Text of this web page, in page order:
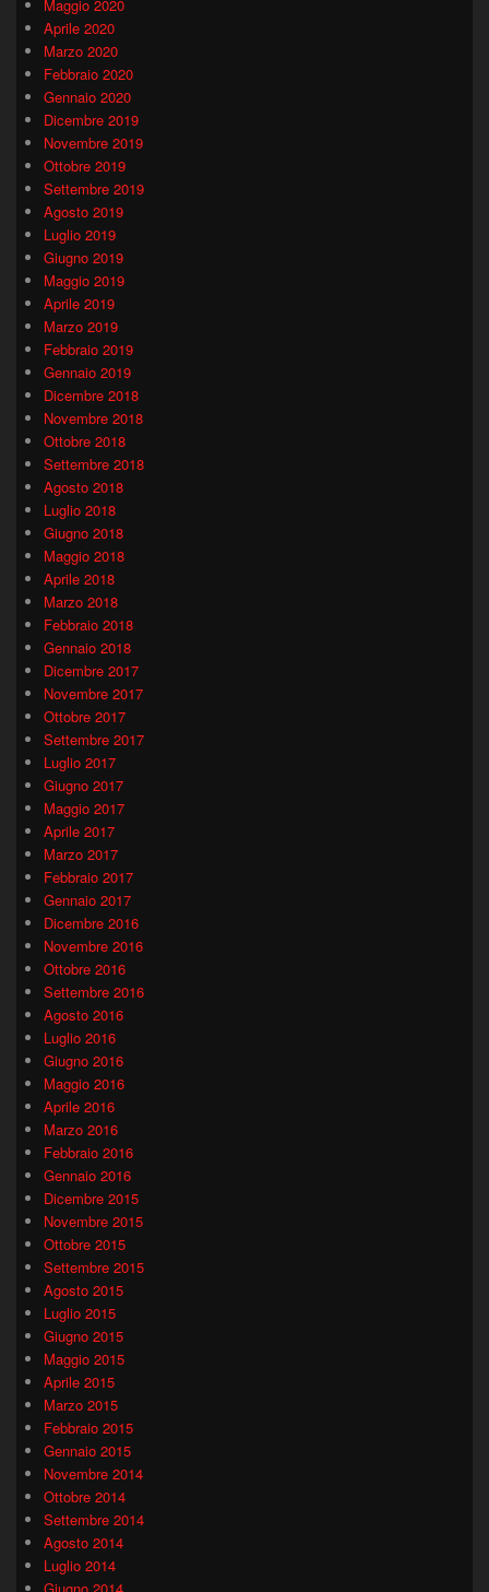
Maggio 2020
Aprile 2020
Marzo 2020
Febbraio 2020
Gennaio 2020
Dicembre 2019
Novembre 2019
Ottobre 2019
Settembre 2019
Agosto 2019
Luglio 2019
Giugno 2019
Maggio 2019
Aprile 2019
Marzo 2019
Febbraio 2019
Gennaio 2019
Dicembre 2018
Novembre 2018
Ottobre 2018
Settembre 2018
Agosto 2018
Luglio 2018
Giugno 2018
Maggio 2018
Aprile 2018
Marzo 2018
Febbraio 2018
Gennaio 2018
Dicembre 2017
Novembre 2017
Ottobre 2017
Settembre 2017
Luglio 2017
Giugno 2017
Maggio 2017
Aprile 2017
Marzo 2017
Febbraio 2017
Gennaio 2017
Dicembre 2016
Novembre 2016
Ottobre 2016
Settembre 2016
Agosto 2016
Luglio 2016
Giugno 2016
Maggio 2016
Aprile 2016
Marzo 2016
Febbraio 2016
Gennaio 2016
Dicembre 2015
Novembre 2015
Ottobre 2015
Settembre 2015
Agosto 2015
Luglio 2015
Giugno 2015
Maggio 2015
Aprile 2015
Marzo 2015
Febbraio 2015
Gennaio 2015
Novembre 2014
Ottobre 2014
Settembre 2014
Agosto 2014
Luglio 2014